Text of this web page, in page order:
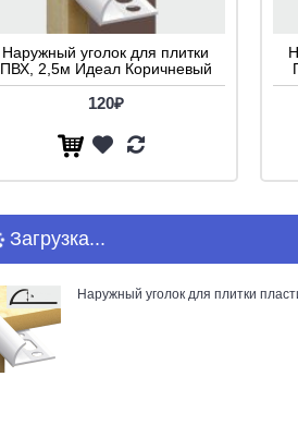
Наружный уголок для плитки
ПВХ, 2,5м Идеал Коричневый
120₽
Загрузка...
Наружный уголок для плитки